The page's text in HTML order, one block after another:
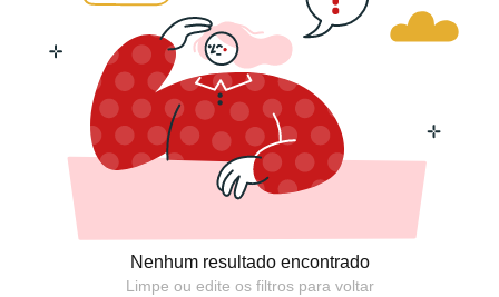
Nenhum resultado encontrado
Limpe ou edite os filtros para voltar